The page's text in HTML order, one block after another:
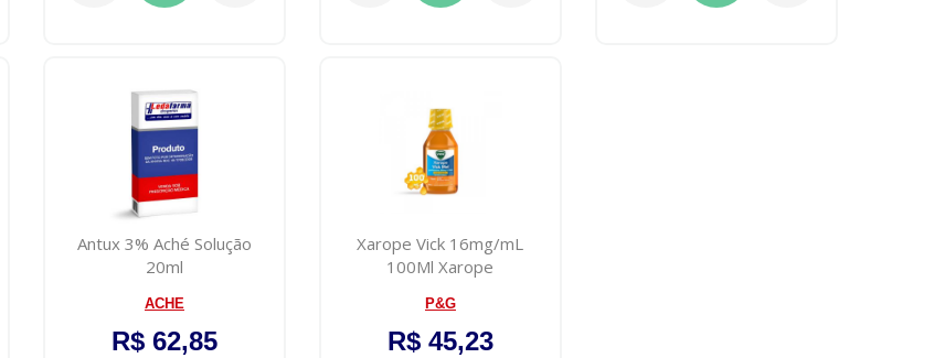
Antux 3% Aché Solução
20ml
ACHE
R$ 62,85
Xarope Vick 16mg/mL
100Ml Xarope
P&G
R$ 45,23